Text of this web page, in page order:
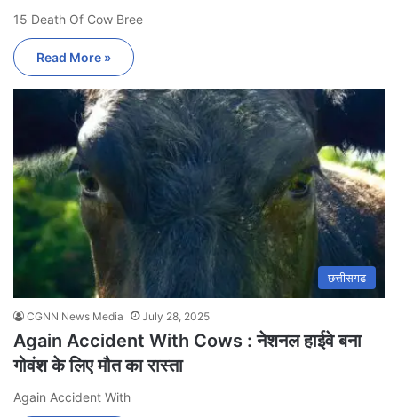
15 Death Of Cow Bree
Read More »
छत्तीसगढ
CGNN News Media July 28, 2025
Again Accident With Cows : नेशनल हाईवे बना
गोवंश के लिए मौत का रास्ता
Again Accident With